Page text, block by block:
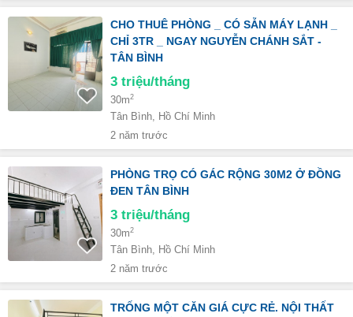
CHO THUÊ PHÒNG _ CÓ SẴN MÁY LẠNH _
CHỈ 3TR _ NGAY NGUYỄN CHÁNH SẮT -
TÂN BÌNH
3 triệu/tháng
30m2
Tân Bình, Hồ Chí Minh
2 năm trước
PHÒNG TRỌ CÓ GÁC RỘNG 30M2 Ở ĐỒNG
ĐEN TÂN BÌNH
3 triệu/tháng
30m2
Tân Bình, Hồ Chí Minh
2 năm trước
TRỐNG MỘT CĂN GIÁ CỰC RẺ. NỘI THẤT